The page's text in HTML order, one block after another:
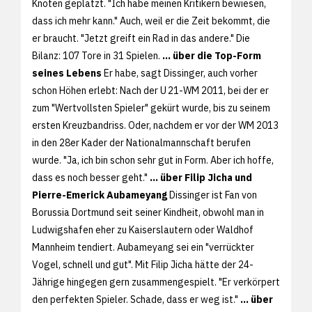
Knoten geplatzt. "Ich habe meinen Kritikern bewiesen,
dass ich mehr kann." Auch, weil er die Zeit bekommt, die
er braucht. "Jetzt greift ein Rad in das andere." Die
Bilanz: 107 Tore in 31 Spielen. ... über die Top-Form
seines Lebens Er habe, sagt Dissinger, auch vorher
schon Höhen erlebt: Nach der U 21-WM 2011, bei der er
zum "Wertvollsten Spieler" gekürt wurde, bis zu seinem
ersten Kreuzbandriss. Oder, nachdem er vor der WM 2013
in den 28er Kader der Nationalmannschaft berufen
wurde. "Ja, ich bin schon sehr gut in Form. Aber ich hoffe,
dass es noch besser geht." ... über Filip Jicha und
Pierre-Emerick AubameyangDissinger ist Fan von
Borussia Dortmund seit seiner Kindheit, obwohl man in
Ludwigshafen eher zu Kaiserslautern oder Waldhof
Mannheim tendiert. Aubameyang sei ein "verrückter
Vogel, schnell und gut". Mit Filip Jicha hätte der 24-
Jährige hingegen gern zusammengespielt. "Er verkörpert
den perfekten Spieler. Schade, dass er weg ist." ... über